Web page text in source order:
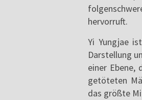
hervorruft.
Yi Yungjae
Darstellung
einer Ebene,
getöteten
das größte